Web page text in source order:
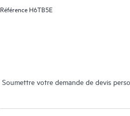
Référence H6TB5E
Soumettre votre demande de devis